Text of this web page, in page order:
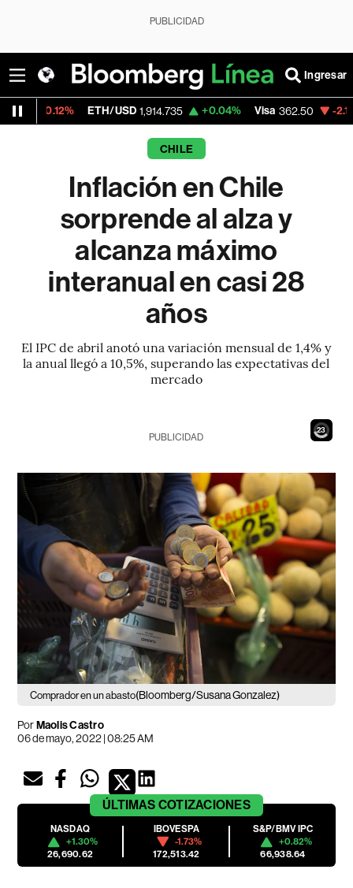
PUBLICIDAD
Ingresar
ETH/USD 1,914.735 +0.04% Visa 362.50 -2.15%
CHILE
Inflación en Chile
sorprende al alza y
alcanza máximo
interanual en casi 28
años
El IPC de abril anotó una variación mensual de 1,4% y
la anual llegó a 10,5%, superando las expectativas del
mercado
21
PUBLICIDAD
Comprador en un abasto(Bloomberg/Susana Gonzalez)
PorMaolis Castro
06 de mayo, 2022 | 08:25 AM
ÚLTIMAS COTIZACIONES
NASDAQ
+1.30%
26,690.62
IBOVESPA
-1.73%
172,513.42
S&P/BMV IPC
+0.82%
66,938.64